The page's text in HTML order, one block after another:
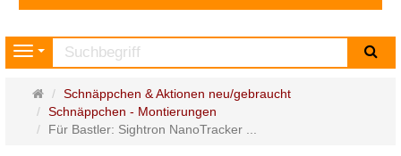
Navigation
Startseite
Schnäppchen & Aktionen neu/gebraucht
Schnäppchen - Montierungen
Für Bastler: Sightron NanoTracker ...